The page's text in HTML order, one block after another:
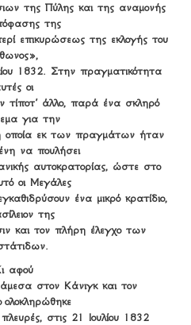
της Πύλης και της αναμονής
της
επικυρώσεως της εκλογής του
1832. Στην πραγματικότητα
οι
τίποτ’ άλλο, παρά ένα σκληρό
για την
οποία εκ των πραγμάτων ήταν
να πουλήσει
αυτοκρατορίας, ώστε στο
οι Μεγάλες
ένα μικρό κρατίδιο,
της
και τον πλήρη έλεγχο των
αφού
στον Κάνιγκ και τον
ολοκληρώθηκε
στις 21 Ιουλίου 1832